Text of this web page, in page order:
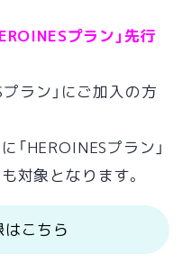
プラン」先行
プラン」にご加入の方
HEROINESプラン」
対象となります。
こちら